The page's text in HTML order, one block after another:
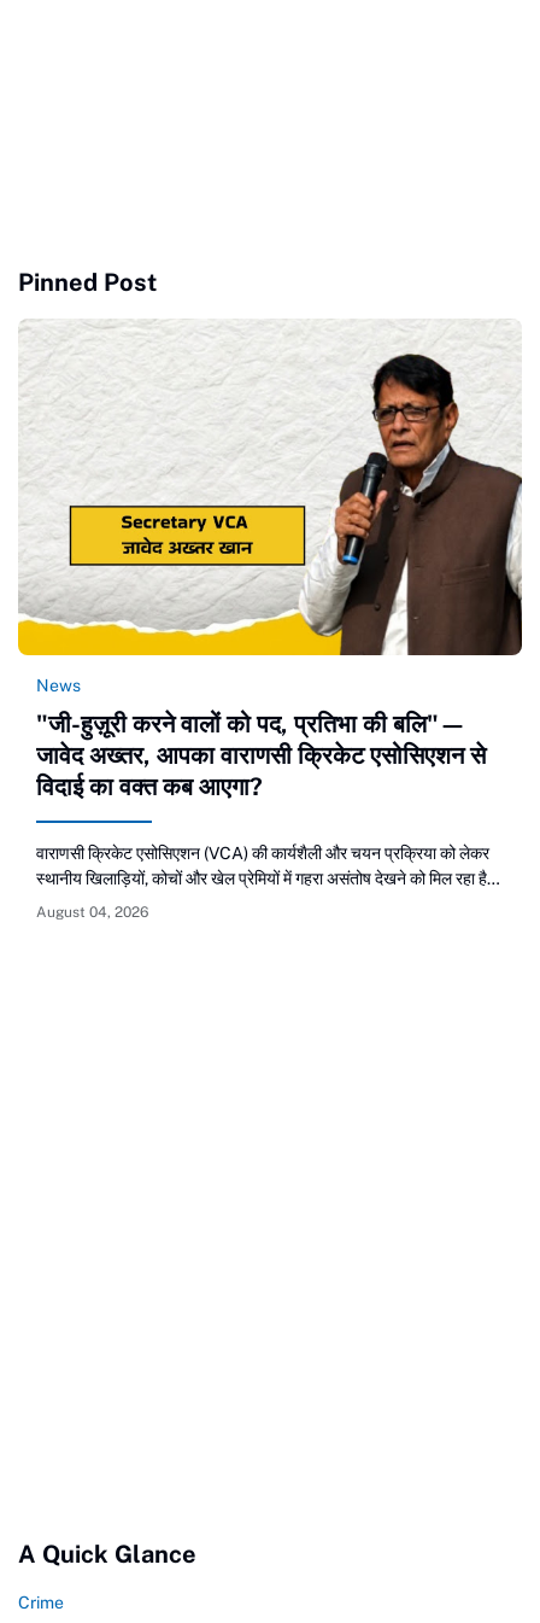
A Quick Glance
Crime
Pinned Post
News
​"जी-हुज़ूरी करने वालों को पद, प्रतिभा की बलि"—
जावेद अख्तर, आपका वाराणसी क्रिकेट एसोसिएशन से
विदाई का वक्त कब आएगा?
वाराणसी क्रिकेट एसोसिएशन (VCA) की कार्यशैली और चयन प्रक्रिया को लेकर
स्थानीय खिलाड़ियों, कोचों और खेल प्रेमियों में गहरा असंतोष देखने को मिल रहा है।
खेल जगत से जुड़े लोगों का आरोप है कि संगठन में चयन और पदों की जिम्मेदारियां
August 04, 2026